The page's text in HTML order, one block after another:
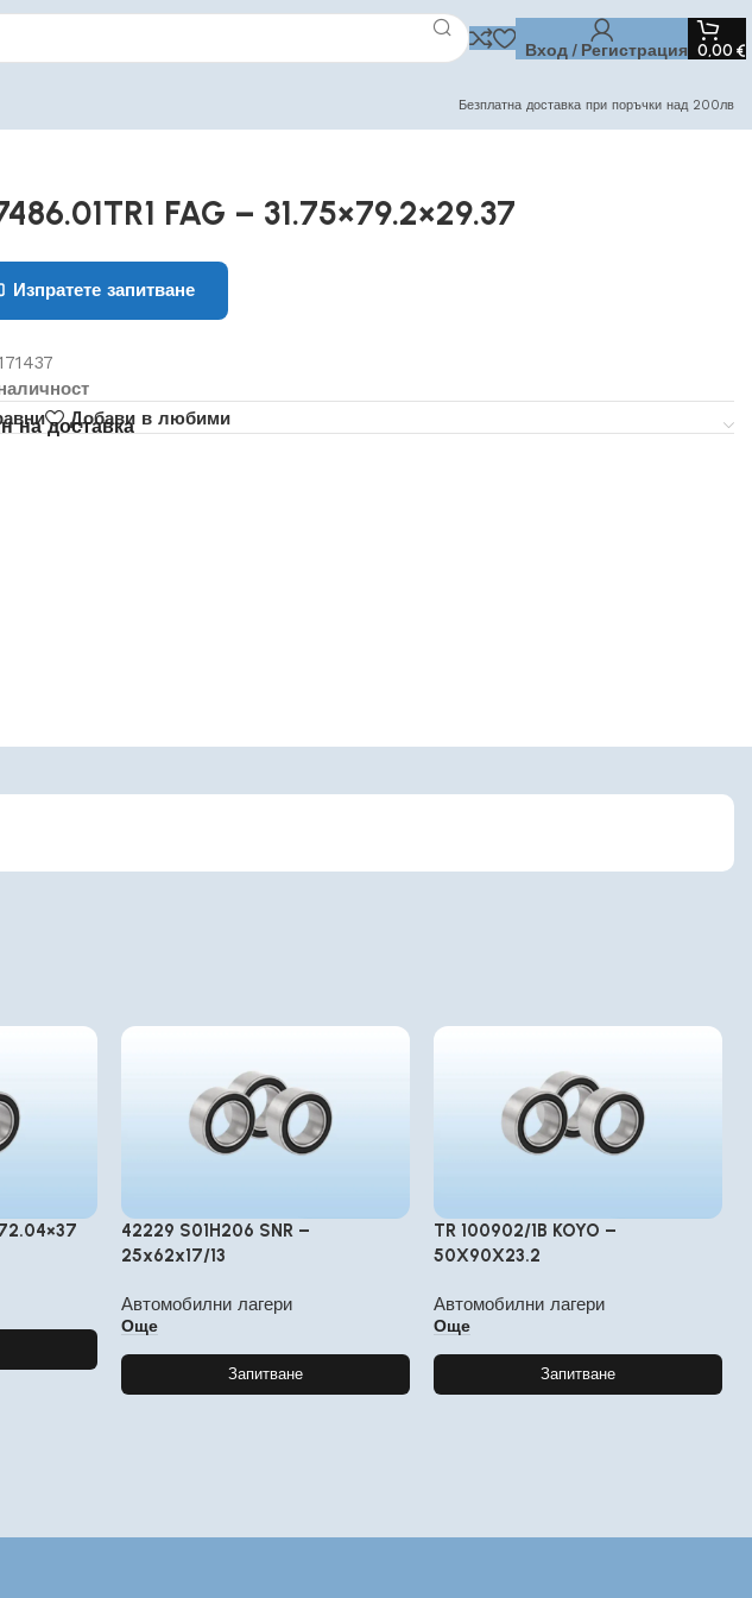
Вход / Регистрация 0,00 €
Безплатна доставка при поръчки над 200лв
FAG – 31.75×79.2×29.37
Изпратете запитване
Добави в любими
на доставка
42229 S01H206 SNR –
25x62x17/13
Автомобилни лагери
Още
Запитване
TR 100902/1B KOYO –
50X90X23.2
Автомобилни лагери
Още
Запитване